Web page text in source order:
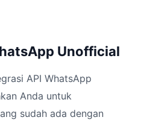
Unofficial
API WhatsApp
Anda untuk
sudah ada dengan